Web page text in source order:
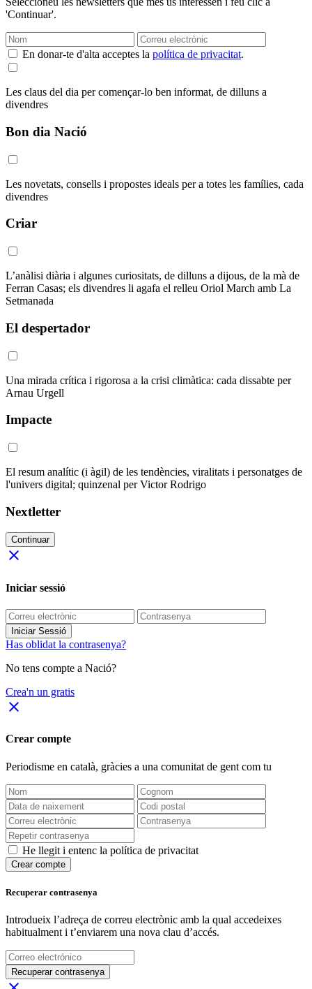
'Continuar'.
En donar-te d'alta acceptes la política de privacitat.
Les claus del dia per començar-lo ben informat, de dilluns a
divendres
Bon dia Nació
Les novetats, consells i propostes ideals per a totes les famílies, cada
divendres
Criar
L’anàlisi diària i algunes curiositats, de dilluns a dijous, de la mà de
Ferran Casas; els divendres li agafa el relleu Oriol March amb La
Setmanada
El despertador
Una mirada crítica i rigorosa a la crisi climàtica: cada dissabte per
Arnau Urgell
Impacte
El resum analític (i àgil) de les tendències, viralitats i personatges de
l'univers digital; quinzenal per Victor Rodrigo
Nextletter
Continuar
close
Iniciar sessió
Iniciar Sessió
Has oblidat la contrasenya?
No tens compte a Nació?
Crea'n un gratis
close
Crear compte
Periodisme en català, gràcies a una comunitat de gent com tu
He llegit i entenc la política de privacitat
Crear compte
Recuperar contrasenya
Introdueix l’adreça de correu electrònic amb la qual accedeixes
habitualment i t’enviarem una nova clau d’accés.
Recuperar contrasenya